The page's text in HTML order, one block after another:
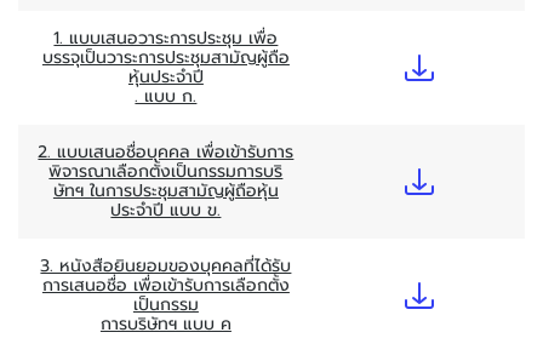
1. แบบเสนอวาระการประชุม เพื่อ
บรรจุเป็นวาระการประชุมสามัญผู้ถือ
หุ้นประจำปี
. แบบ ก.
2. แบบเสนอชื่อบุคคล เพื่อเข้ารับการ
พิจารณาเลือกตั้งเป็นกรรมการบริ
ษัทฯ ในการประชุมสามัญผู้ถือหุ้น
ประจำปี แบบ ข.
3. หนังสือยินยอมของบุคคลที่ได้รับ
การเสนอชื่อ เพื่อเข้ารับการเลือกตั้ง
เป็นกรรม
การบริษัทฯ แบบ ค